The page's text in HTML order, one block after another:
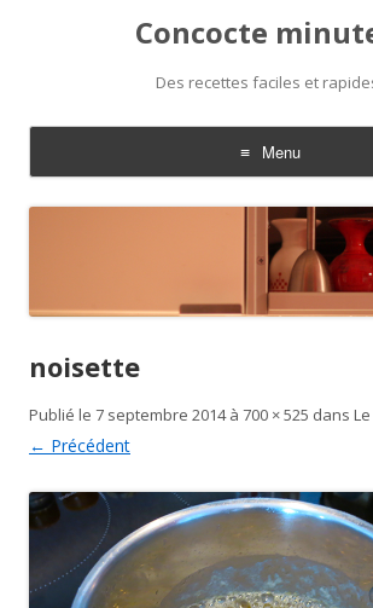
Concocte
Des recettes faciles et
Menu
Aller
au
noisette
Publié le 7 septembre 2014à 700 × 525 dans
← Précédent